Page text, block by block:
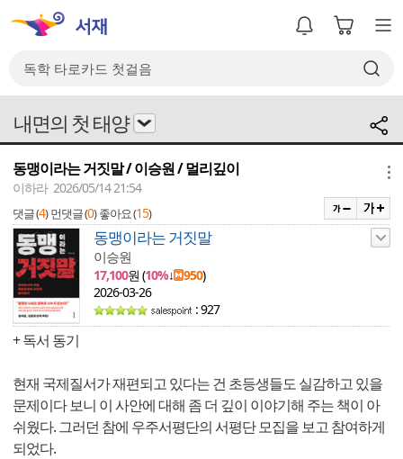
내면의 첫 태양
동맹이라는 거짓말 / 이승원 / 멀리깊이
이하라 2026/05/14 21:54
댓글 (4) 먼댓글 (0) 좋아요 (15)
동맹이라는 거짓말
이승원
17,100원 (10%↓ 950)
2026-03-26
: 927
+ 독서 동기
현재 국제질서가 재편되고 있다는 건 초등생들도 실감하고 있을
문제이다 보니 이 사안에 대해 좀 더 깊이 이야기해 주는 책이 아
쉬웠다. 그러던 참에 우주서평단의 서평단 모집을 보고 참여하게
되었다.